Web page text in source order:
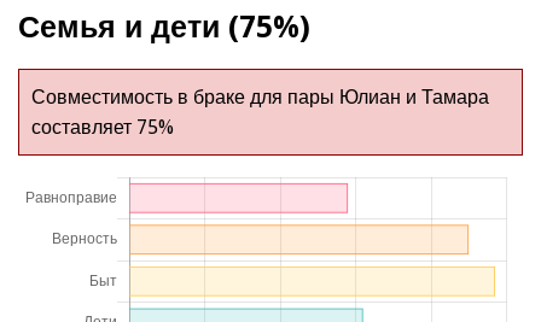
Семья и дети (75%)
Совместимость в браке для пары Юлиан и Тамара
составляет 75%